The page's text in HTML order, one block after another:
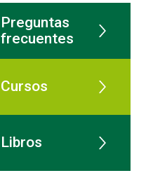
Preguntas
frecuentes
Cursos
Libros